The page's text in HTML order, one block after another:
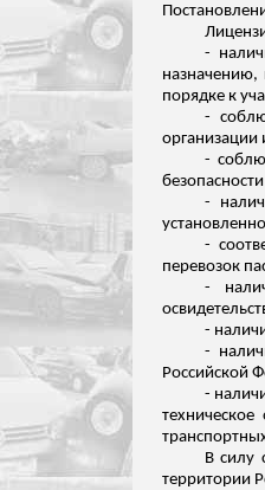
-
назначению,
порядке к
-
организации
-
-
-
перевозок
-
-
-
Российской
-
В силу
территории